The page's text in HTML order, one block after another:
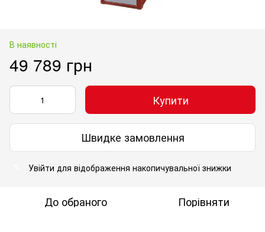
В наявності
49 789 грн
Купити
Швидке замовлення
Увійти для відображення накопичувальної знижки
До обраного Порівняти